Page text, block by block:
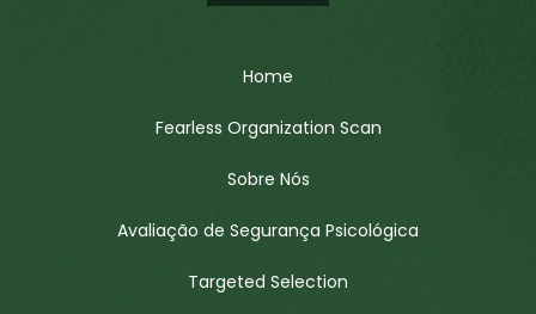
Home
Fearless Organization Scan
Sobre Nós
Avaliação de Segurança Psicológica
Targeted Selection